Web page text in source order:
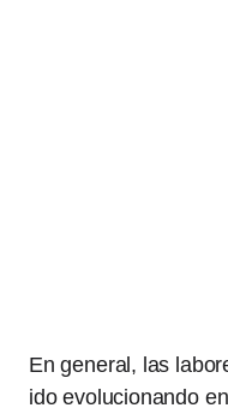
En general, las
ido evolucionando